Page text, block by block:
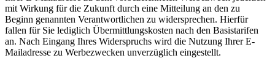
mit Wirkung für die Zukunft durch eine Mitteilung an den zu
Beginn genannten Verantwortlichen zu widersprechen. Hierfür
fallen für Sie lediglich Übermittlungskosten nach den Basistarifen
an. Nach Eingang Ihres Widerspruchs wird die Nutzung Ihrer E-
Mailadresse zu Werbezwecken unverzüglich eingestellt.